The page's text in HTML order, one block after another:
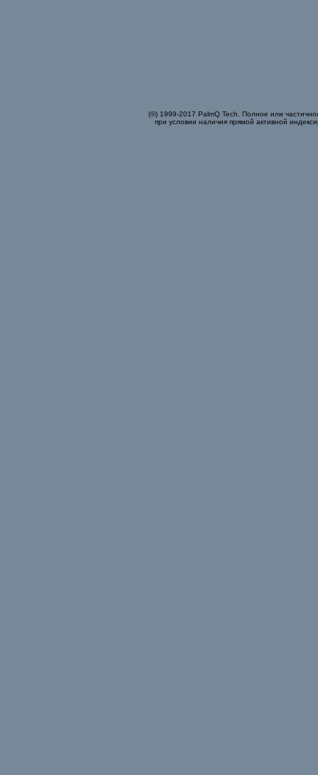
(©) 1999-2017 PalmQ Tech. Полное или
при условии наличия прямой активной